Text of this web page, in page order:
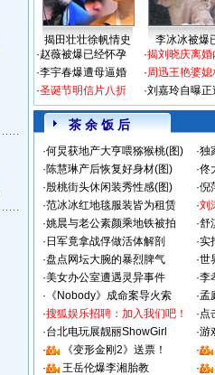
揭田壮壮徐帆情史 李冰冰被爆
·赵薇被爆已经怀孕
·李宇春爆遭母逼婚
·圣诞节明信片八折
·揭刘晓庆离婚
·周迅王艳婆媳
·刘嘉玲自曝正
茶 余 饭 后
·何炅获地产大亨喂猕猴桃(图) ·独
·陈慧琳产后恢复好身材(图) ·佟
·殷桃街头休闲装秀性感(图) ·倪
·范冰冰红地毯服装皆为租赁 ·刘
·姚晨与老公素颜乘地铁被拍 ·舒
· 日军竟拿战俘做活体解剖 ·实
·盘点网坛大腕的暴烈脾气 ·世
·美女办公室遭遇灵异事件 ·李
· 《Nobody》成命案导火索 ·孟
·搜狐娱乐招聘：加入我们吧！ ·点
·台北电玩展靓丽ShowGirl ·游
·
《变形金刚2》送票！ ·
·
王岳伦爆李湘胎教 ·